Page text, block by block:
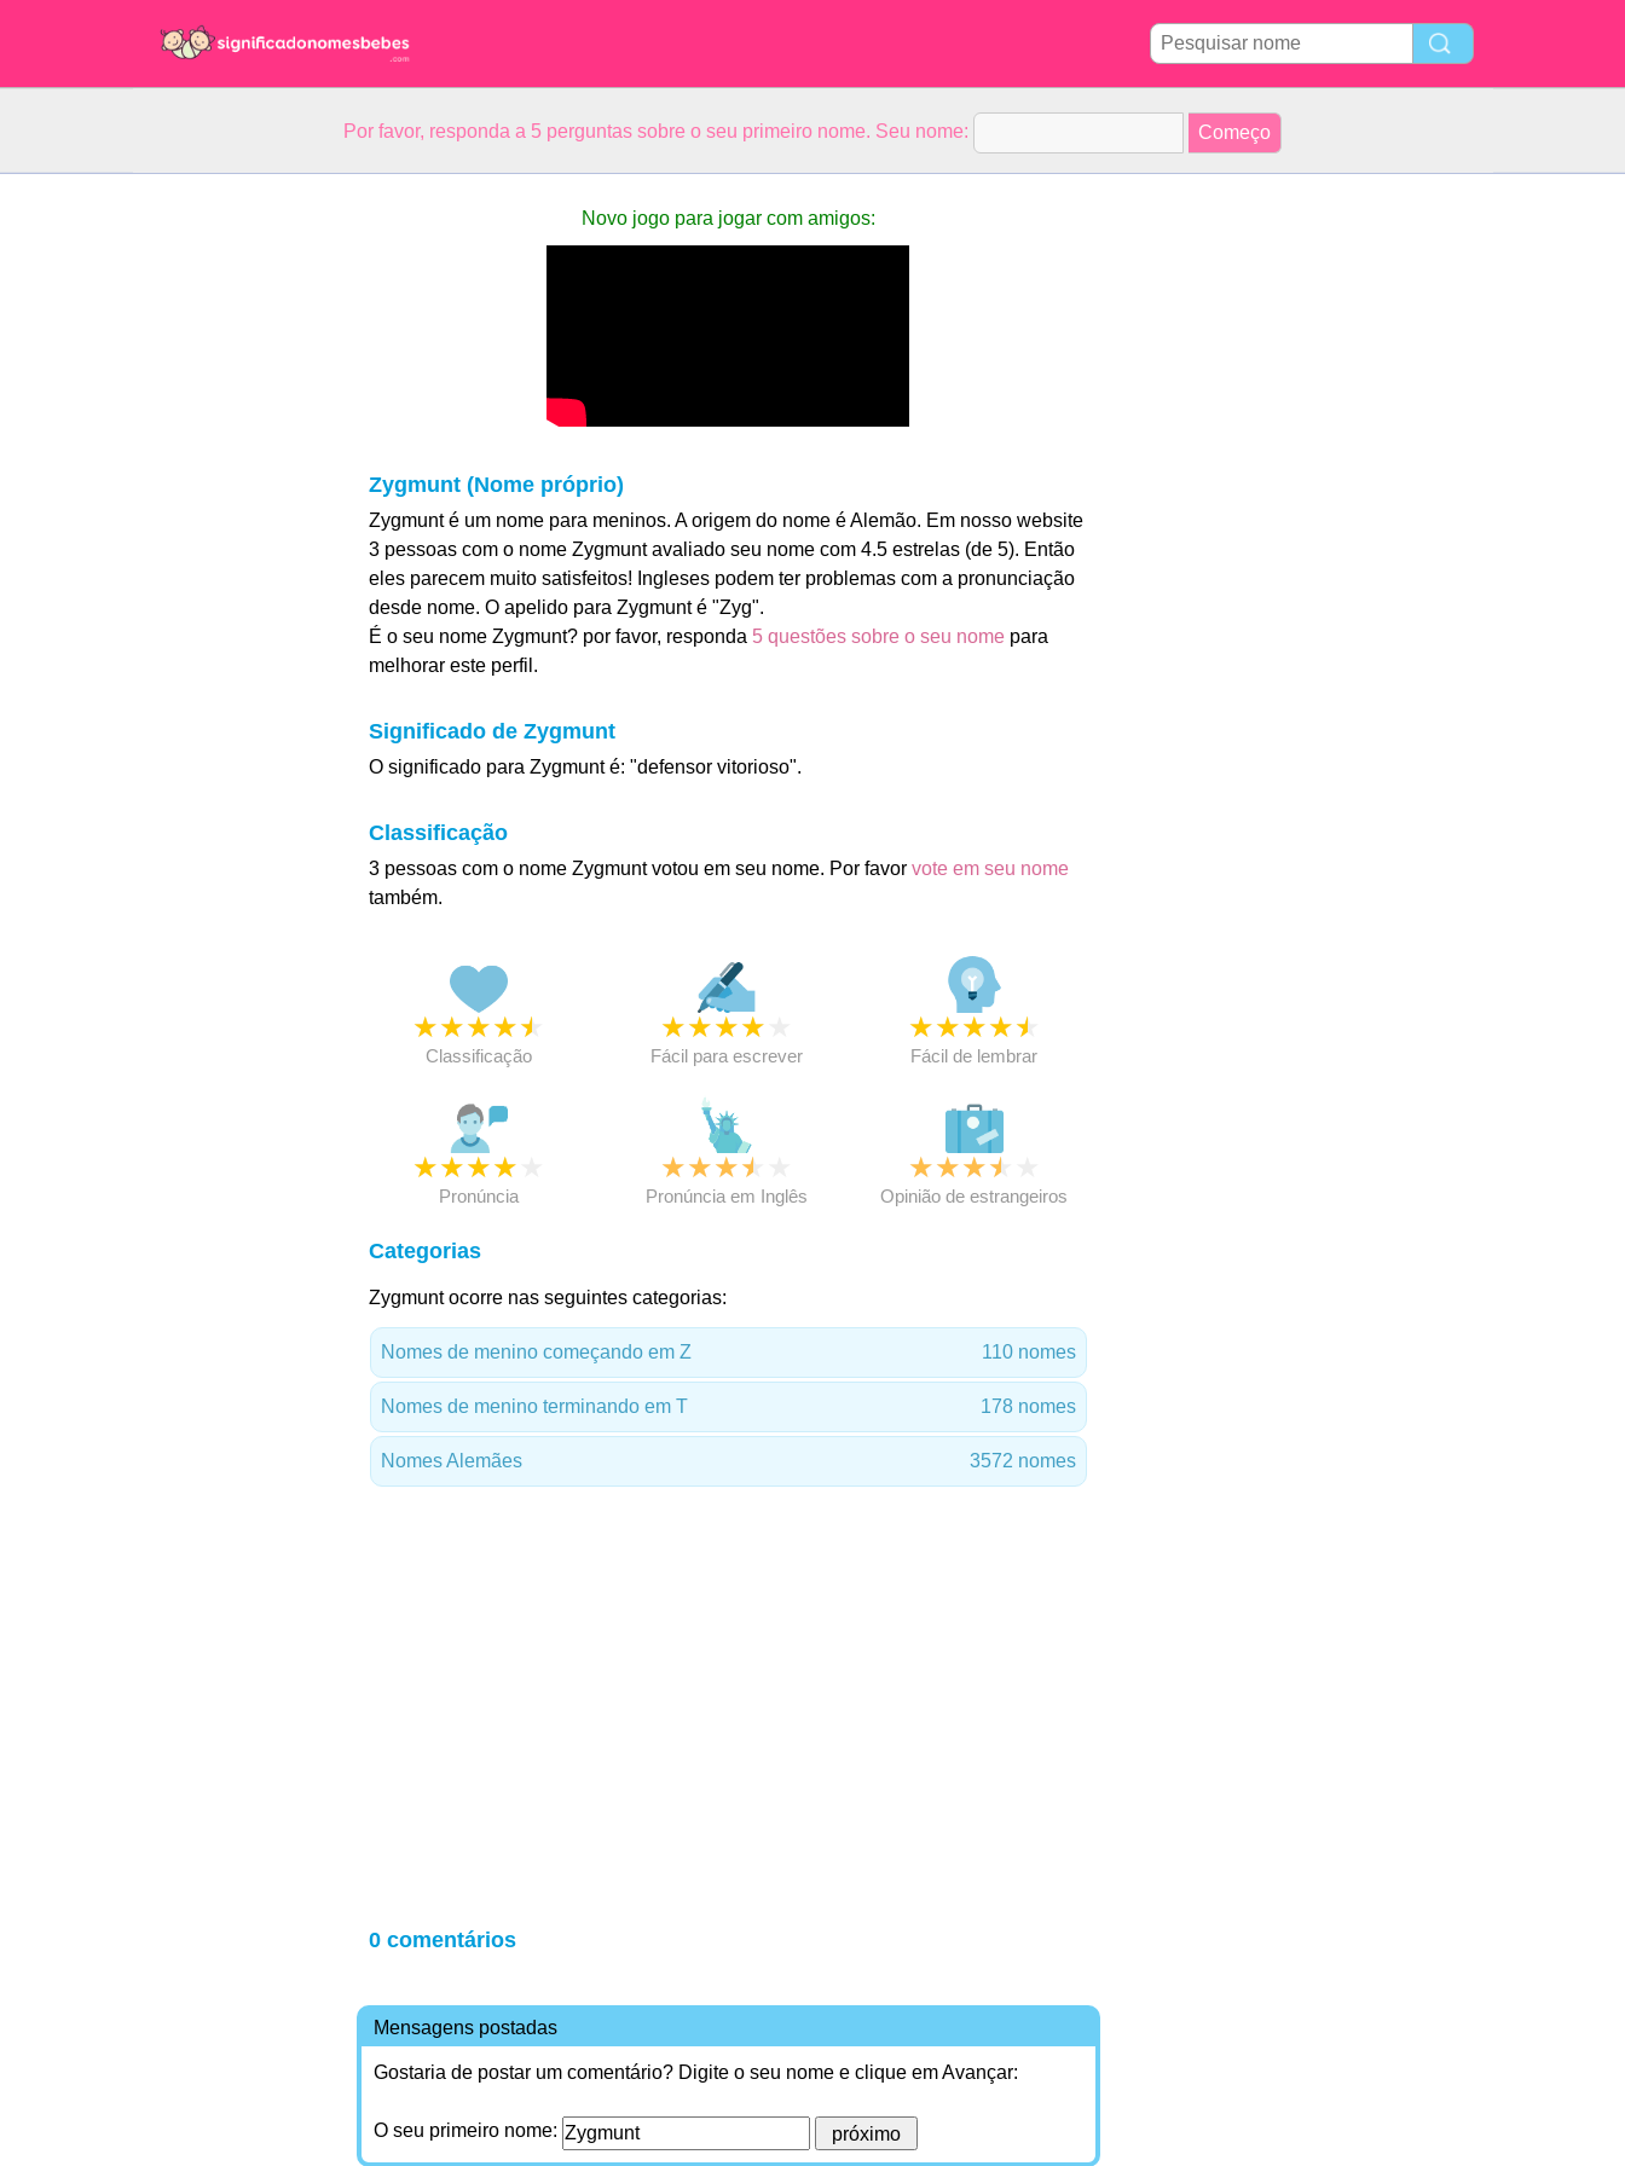
Por favor, responda a 5 perguntas sobre o seu primeiro nome. Seu nome:
Novo jogo para jogar com amigos:
Zygmunt (Nome próprio)
Zygmunt é um nome para meninos. A origem do nome é Alemão. Em nosso website
3 pessoas com o nome Zygmunt avaliado seu nome com 4.5 estrelas (de 5). Então
eles parecem muito satisfeitos! Ingleses podem ter problemas com a pronunciação
desde nome. O apelido para Zygmunt é "Zyg".
É o seu nome Zygmunt? por favor, responda 5 questões sobre o seu nomepara
melhorar este perfil.
Significado de Zygmunt
O significado para Zygmunt é: "defensor vitorioso".
Classificação
3 pessoas com o nome Zygmunt votou em seu nome. Por favor vote em seu nome
também.
★★★★★
Classificação
★★★★
Fácil para escrever
★★★★★
Fácil de lembrar
★★★★
Pronúncia
★★★★
Pronúncia em Inglês
★★★★
Opinião de estrangeiros
Categorias
Zygmunt ocorre nas seguintes categorias:
Nomes de menino começando em Z 110 nomes
Nomes de menino terminando em T 178 nomes
Nomes Alemães 3572 nomes
0 comentários
Mensagens postadas
Gostaria de postar um comentário? Digite o seu nome e clique em Avançar:
O seu primeiro nome: